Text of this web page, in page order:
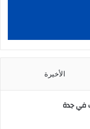
الأخيرة
في جدة